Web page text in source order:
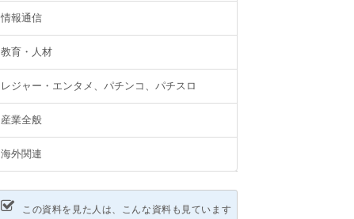
情報通信
教育・人材
レジャー・エンタメ、パチンコ、パチスロ
産業全般
海外関連
この資料を見た人は、こんな資料も見ています